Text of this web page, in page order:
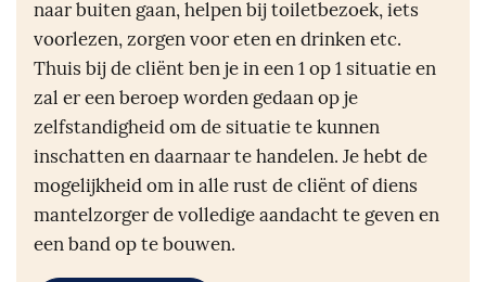
naar buiten gaan, helpen bij toiletbezoek, iets
voorlezen, zorgen voor eten en drinken etc.
Thuis bij de cliënt ben je in een 1 op 1 situatie en
zal er een beroep worden gedaan op je
zelfstandigheid om de situatie te kunnen
inschatten en daarnaar te handelen. Je hebt de
mogelijkheid om in alle rust de cliënt of diens
mantelzorger de volledige aandacht te geven en
een band op te bouwen.